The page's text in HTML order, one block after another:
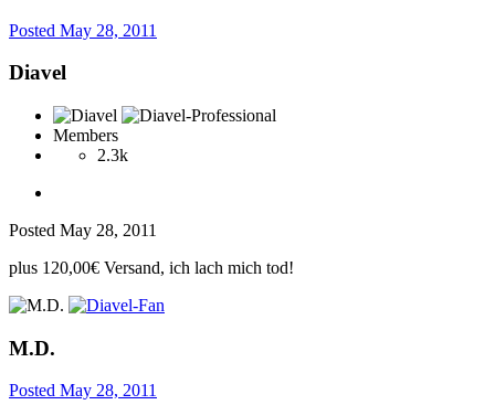
Posted May 28, 2011
Diavel
Members
2.3k
Posted May 28, 2011
plus 120,00€ Versand, ich lach mich tod!
M.D.
Posted May 28, 2011